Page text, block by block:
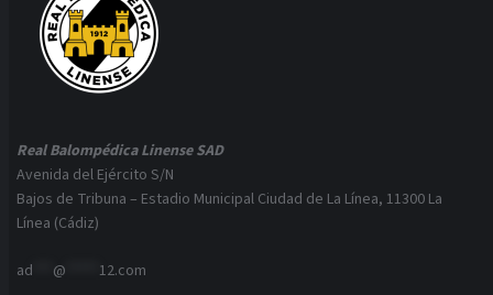
Real Balompédica Linense SAD
Avenida del Ejército S/N
Bajos de Tribuna – Estadio Municipal Ciudad de La Línea, 11300 La
Línea (Cádiz)
ad @ 12.com